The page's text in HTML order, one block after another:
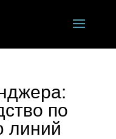
по
линий